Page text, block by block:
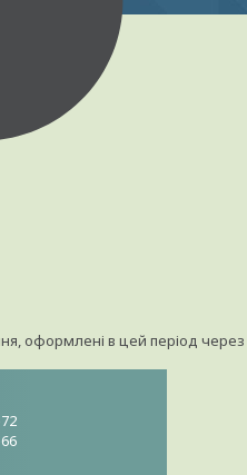
оформлені в цей період через